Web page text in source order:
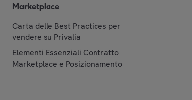
Marketplace
Carta delle Best Practices per
vendere su Privalia
Elementi Essenziali Contratto
Marketplace e Posizionamento